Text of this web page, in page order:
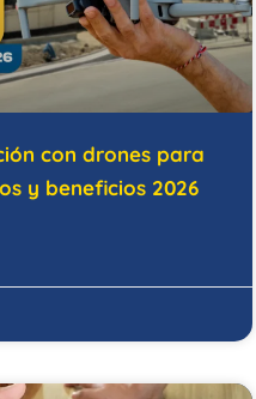
con drones para
y beneficios 2026